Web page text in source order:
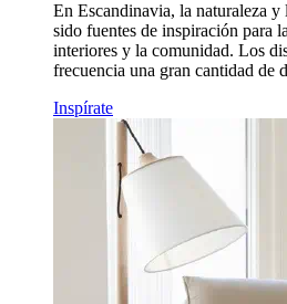
En Escandinavia, la naturaleza y
sido fuentes de inspiración para
interiores y la comunidad. Los
frecuencia una gran cantidad de
Inspírate